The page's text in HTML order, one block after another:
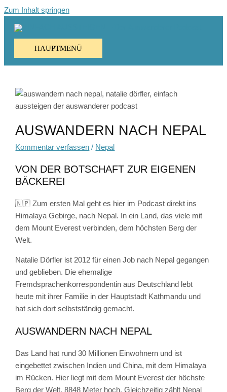
Zum Inhalt springen
HAUPTMENÜ
AUSWANDERN NACH NEPAL
Kommentar verfassen / Nepal
VON DER BOTSCHAFT ZUR EIGENEN
BÄCKEREI
🇳🇵 Zum ersten Mal geht es hier im Podcast direkt ins
Himalaya Gebirge, nach Nepal. In ein Land, das viele mit
dem Mount Everest verbinden, dem höchsten Berg der
Welt.
Natalie Dörfler ist 2012 für einen Job nach Nepal gegangen
und geblieben. Die ehemalige
Fremdsprachenkorrespondentin aus Deutschland lebt
heute mit ihrer Familie in der Hauptstadt Kathmandu und
hat sich dort selbstständig gemacht.
AUSWANDERN NACH NEPAL
Das Land hat rund 30 Millionen Einwohnern und ist
eingebettet zwischen Indien und China, mit dem Himalaya
im Rücken. Hier liegt mit dem Mount Everest der höchste
Berg der Welt, 8848 Meter hoch. Gleichzeitig zählt Nepal